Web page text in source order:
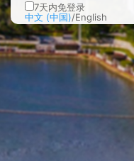
7天内免登录
中文 (中国)/English